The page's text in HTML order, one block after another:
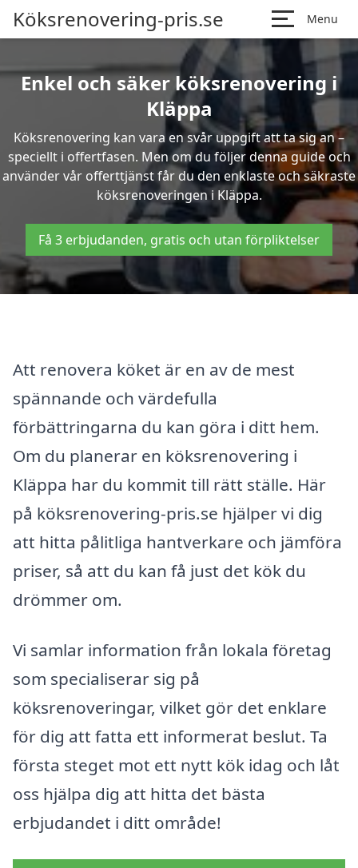
Köksrenovering-pris.se Menu
Enkel och säker köksrenovering i
Kläppa
Köksrenovering kan vara en svår uppgift att ta sig an –
speciellt i offertfasen. Men om du följer denna guide och
använder vår offerttjänst får du den enklaste och säkraste
köksrenoveringen i Kläppa.
Få 3 erbjudanden, gratis och utan förpliktelser
Att renovera köket är en av de mest
spännande och värdefulla
förbättringarna du kan göra i ditt hem.
Om du planerar en köksrenovering i
Kläppa har du kommit till rätt ställe. Här
på köksrenovering-pris.se hjälper vi dig
att hitta pålitliga hantverkare och jämföra
priser, så att du kan få just det kök du
drömmer om.
Vi samlar information från lokala företag
som specialiserar sig på
köksrenoveringar, vilket gör det enklare
för dig att fatta ett informerat beslut. Ta
första steget mot ett nytt kök idag och låt
oss hjälpa dig att hitta det bästa
erbjudandet i ditt område!